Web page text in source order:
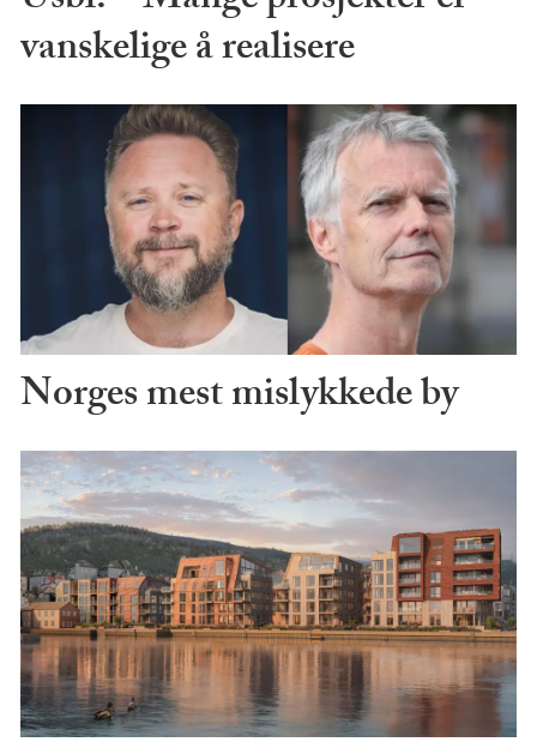
vanskelige å realisere
Norges mest mislykkede by